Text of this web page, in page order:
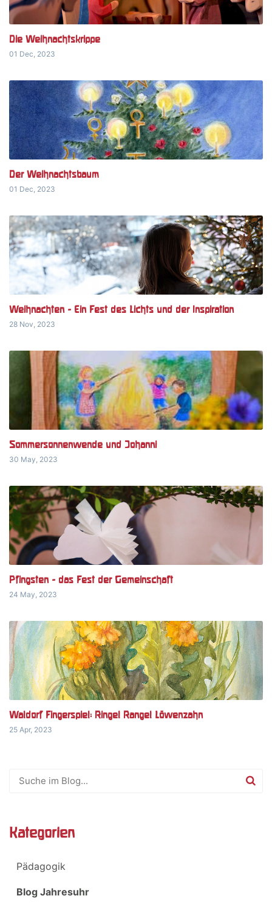
Die Weihnachtskrippe
01 Dec, 2023
Der Weihnachtsbaum
01 Dec, 2023
Weihnachten - Ein Fest des Lichts und der Inspiration
28 Nov, 2023
Sommersonnenwende und Johanni
30 May, 2023
Pfingsten - das Fest der Gemeinschaft
24 May, 2023
Waldorf Fingerspiel: Ringel Rangel Löwenzahn
25 Apr, 2023
Kategorien
Pädagogik
Blog Jahresuhr